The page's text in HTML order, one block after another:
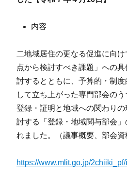
内容
二地域居住の更なる促進に向
点から検討すべき課題」への
討するとともに、予算的・制
して立ち上がった専門部会の
登録・証明と地域への関わり
討する「登録・地域関与部会
れました。（議事概要、部会資
https://www.mlit.go.jp/